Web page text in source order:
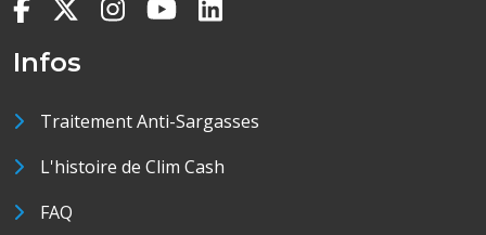
Infos
Traitement Anti-Sargasses
L'histoire de Clim Cash
FAQ